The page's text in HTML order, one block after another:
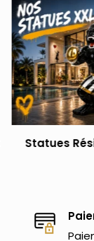
Statues